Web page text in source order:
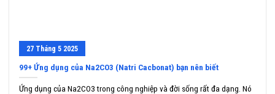
27 Tháng 5 2025
99+ Ứng dụng của Na2CO3 (Natri Cacbonat) bạn nên biết
Ứng dụng của Na2CO3 trong công nghiệp và đời sống rất đa dạng. Nó